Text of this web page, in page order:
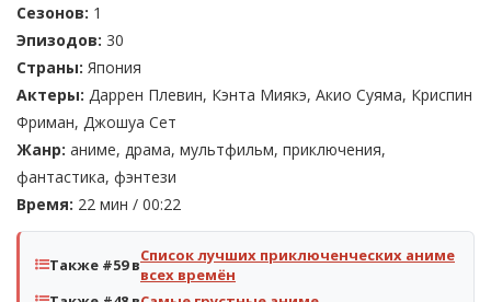
Сезонов: 1
Эпизодов: 30
Страны: Япония
Актеры: Даррен Плевин, Кэнта Миякэ, Акио Суяма, Криспин
Фриман, Джошуа Сет
Жанр: аниме, драма, мультфильм, приключения,
фантастика, фэнтези
Время: 22 мин / 00:22
Также #59 вСписок лучших приключенческих аниме
всех времён